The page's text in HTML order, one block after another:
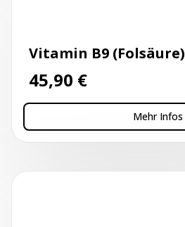
Vitamin B9 (Folsäure)
45,90 €
Mehr Infos